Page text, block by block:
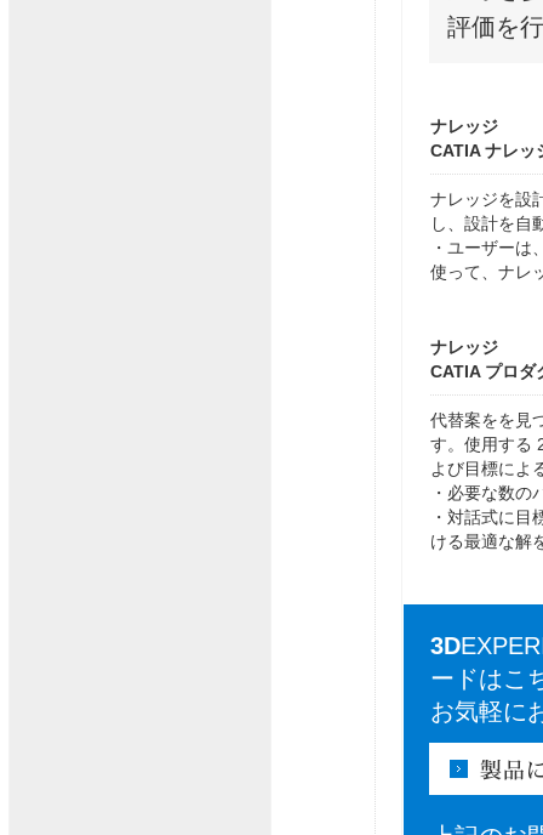
評価を
ナレッジ
CATIA ナレッ
ナレッジを設
し、設計を自
・ユーザーは
使って、ナレ
ナレッジ
CATIA プロダ
代替案をを見
す。使用する
よび目標によ
・必要な数の
・対話式に目
ける最適な解
3D
ードはこ
お気軽に